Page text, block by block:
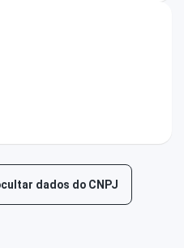
dados do CNPJ